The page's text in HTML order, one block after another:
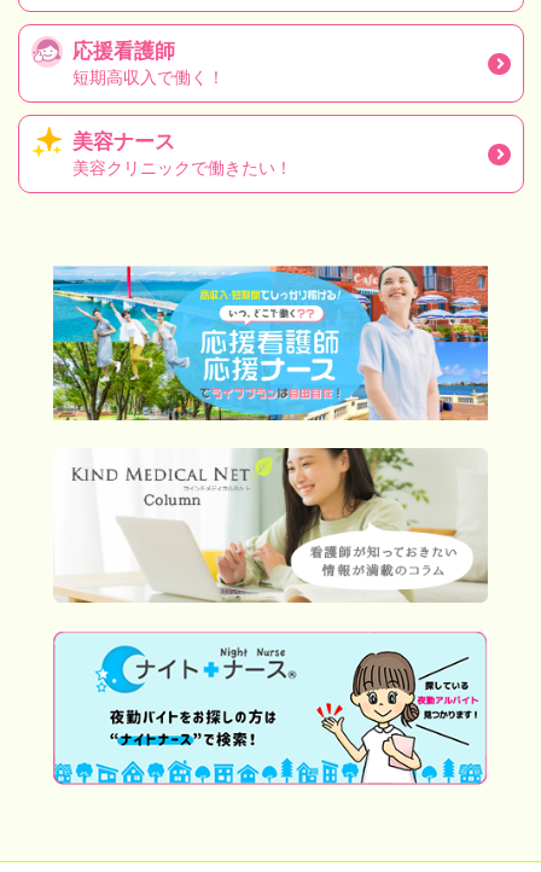
応援看護師
短期高収入で働く！
美容ナース
美容クリニックで働きたい！